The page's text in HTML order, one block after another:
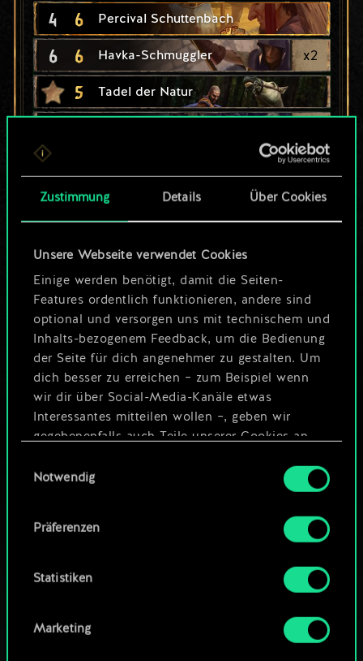
Zustimmung Details Über Cookies
Unsere Webseite verwendet Cookies
Einige werden benötigt, damit die Seiten-
Features ordentlich funktionieren, andere sind
optional und versorgen uns mit technischem und
Inhalts-bezogenem Feedback, um die Bedienung
der Seite für dich angenehmer zu gestalten. Um
dich besser zu erreichen – zum Beispiel wenn
wir dir über Social-Media-Kanäle etwas
Interessantes mitteilen wollen –, geben wir
gegebenenfalls auch Teile unserer Cookies an
Cookies erfordert allerdings deine Zustimmung.
Alle Details zu unserer Nutzung von Cookies
findest du unten im Menü „Einstellungen“, wo
um das Thema Cookies ändern kannst.
Notwendig
Präferenzen
Statistiken
Marketing
4 6 Percival Schuttenbach
6 6 Havka-Schmuggler x2
5 Tadel der Natur
x2
5 4 Bergarbeiter x2
4 4 Dol Blathanna: Pfeile
4 4 Waldflüsterer
3 4 Abgerichteter Falke